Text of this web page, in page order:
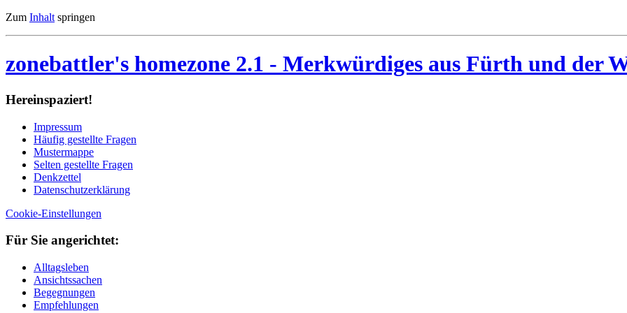
Zum Inhalt springen
zonebattler's homezone 2.1 - Merkwürdiges aus Fürth und der
Her­ein­spa­ziert!
Im­pres­sum
Häu­fig ge­stell­te Fra­gen
Mu­ster­map­pe
Sel­ten ge­stell­te Fra­gen
Denk­zet­tel
Da­ten­schutz­er­klä­rung
Cookie-Einstellungen
Für Sie an­ge­rich­tet:
Alltagsleben
Ansichtssachen
Begegnungen
Empfehlungen